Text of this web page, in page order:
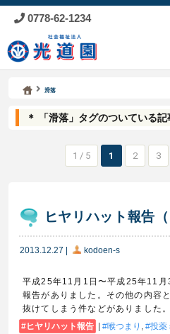
0778-62-1234
社会福祉法人 光道園
滑落
＊ 「滑落」タグのついている記
1 / 5 1 2 3
ヒヤリハット報告（
2013.12.27 kodoen-s
平成25年11月1日〜平成25年11
報告がありました。その他の内容
抜けてしまう件などがありました。
ヒヤリハット報告
喉つまり , 投薬